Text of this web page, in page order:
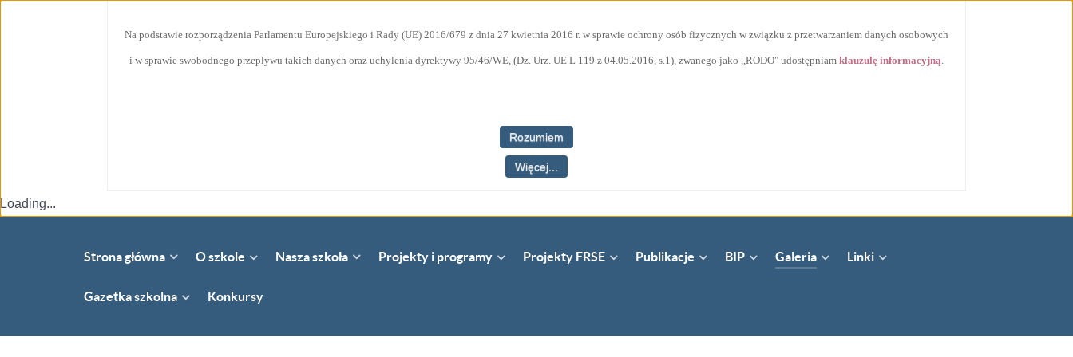
Na podstawie rozporządzenia Parlamentu Europejskiego i Rady (UE) 2016/679 z dnia 27 kwietnia 2016 r. w sprawie ochrony osób fizycznych w związku z przetwarzaniem danych osobowych
i w sprawie swobodnego przepływu takich danych oraz uchylenia dyrektywy 95/46/WE, (Dz. Urz. UE L 119 z 04.05.2016, s.1), zwanego jako ,,RODO" udostępniam klauzulę informacyjną.
Rozumiem
Więcej...
Loading...
Strona główna O szkole Nasza szkoła Projekty i programy Projekty FRSE Publikacje BIP Galeria Linki
Gazetka szkolna Konkursy